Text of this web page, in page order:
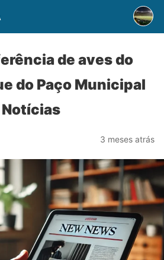
de aves do
do Paço Municipal
Notícias
3 meses atrás